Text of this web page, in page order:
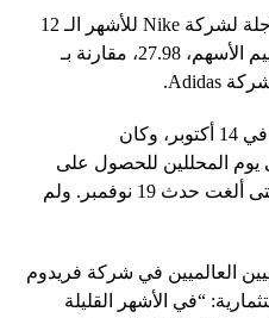
بلغت نسبة السعر إلى الأرباح الآجلة لشركة Nike للأشهر الـ 12
المقبلة، وهي معيار مشترك لتقييم الأسهم، 27.98، مقارنة بـ
من المقرر أن يتولى هيل مهامه في 14 أكتوبر، وكان
يوم المحللين للحصول على
توضيح بشأن استراتيجية Nike حتى ألغت حدث 19 نوفمبر. ولم
العالميين في شركة فريدوم
“في الأشهر القليلة